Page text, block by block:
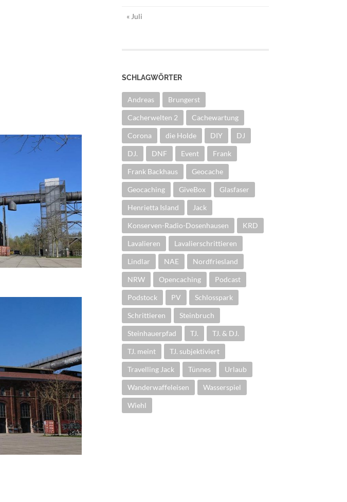
« Juli
SCHLAGWÖRTER
Andreas Brungerst
Cacherwelten 2 Cachewartung
Corona die Holde DIY DJ
DJ. DNF Event Frank
Frank Backhaus Geocache
Geocaching GiveBox Glasfaser
Henrietta Island Jack
Konserven-Radio-Dosenhausen KRD
Lavalieren Lavalierschrittieren
Lindlar NAE Nordfriesland
NRW Opencaching Podcast
Podstock PV Schlosspark
Schrittieren Steinbruch
Steinhauerpfad TJ. TJ. & DJ.
TJ. meint TJ. subjektiviert
Travelling Jack Tünnes Urlaub
Wanderwaffeleisen Wasserspiel
Wiehl